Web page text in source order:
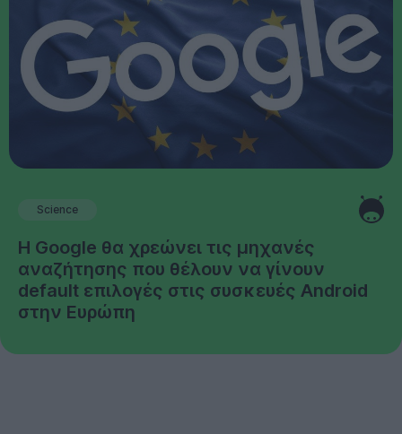
Science
Η Google θα χρεώνει τις μηχανές
αναζήτησης που θέλουν να γίνουν
default επιλογές στις συσκευές Android
στην Ευρώπη